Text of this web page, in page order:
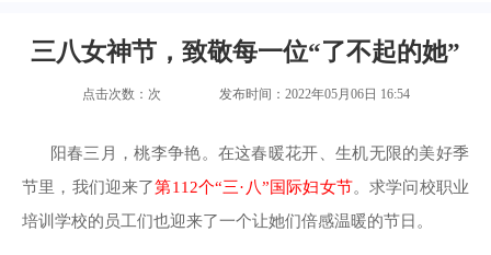
三八女神节，致敬每一位“了不起的她”
点击次数： 次 发布时间：2022年05月06日 16:54
阳春三月，桃李争艳。在这春暖花开、生机无限的美好季
节里，我们迎来了第112个“三·八”国际妇女节。求学问校职业
培训学校的员工们也迎来了一个让她们倍感温暖的节日。